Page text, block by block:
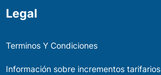
Legal
Terminos Y Condiciones
Información sobre incrementos tarifarios